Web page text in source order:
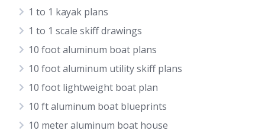
1 to 1 kayak plans
1 to 1 scale skiff drawings
10 foot aluminum boat plans
10 foot aluminum utility skiff plans
10 foot lightweight boat plan
10 ft aluminum boat blueprints
10 meter aluminum boat house